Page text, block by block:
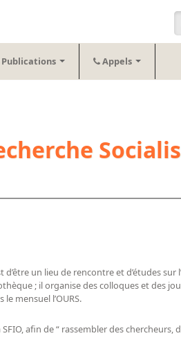
Publications Appels
d’être un lieu de rencontre et d’études
; il organise des colloques et des
mensuel l’OURS.
afin de “ rassembler des